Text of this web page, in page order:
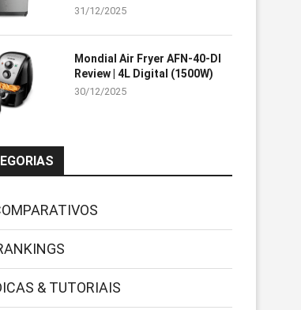
31/12/2025
Mondial Air Fryer AFN-40-DI
Review | 4L Digital (1500W)
30/12/2025
& TUTORIAIS